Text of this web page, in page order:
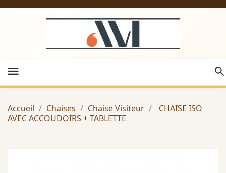
menu
Accueil Chaises Chaise Visiteur
CHAISE ISO
AVEC ACCOUDOIRS + TABLETTE